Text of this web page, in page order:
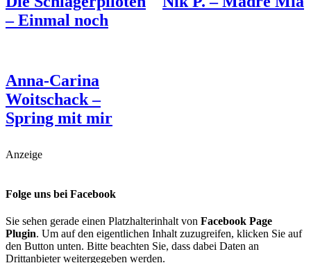
– Einmal noch
Anna-Carina
Woitschack –
Spring mit mir
Anzeige
Folge uns bei Facebook
Sie sehen gerade einen Platzhalterinhalt von Facebook Page
Plugin. Um auf den eigentlichen Inhalt zuzugreifen, klicken Sie auf
den Button unten. Bitte beachten Sie, dass dabei Daten an
Drittanbieter weitergegeben werden.